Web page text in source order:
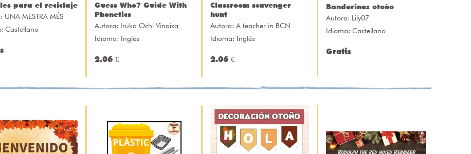
para el reciclaje
UNA MESTRA MÉS
Castellano
Guess Who? Guide With
Phonetics
Autora: Iruka Ochi Vinaixa
Idioma: Inglés
2.06 €
Classroom scavenger
hunt
Autora: A teacher in BCN
Idioma: Inglés
2.06 €
Banderines otoño
Autora: Lily07
Idioma: Castellano
Gratis